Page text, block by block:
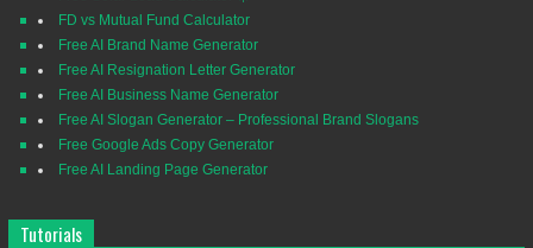
FD vs Mutual Fund Calculator
Free AI Brand Name Generator
Free AI Resignation Letter Generator
Free AI Business Name Generator
Free AI Slogan Generator – Professional Brand Slogans
Free Google Ads Copy Generator
Free AI Landing Page Generator
Tutorials